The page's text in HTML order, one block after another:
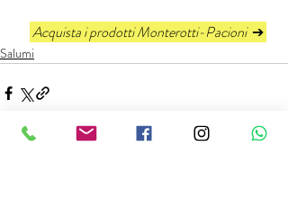
Acquista i prodotti Monterotti-Pacioni ➔
Salumi